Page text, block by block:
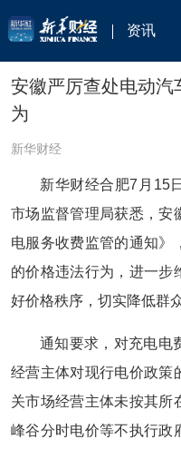
资讯
安徽严厉查处电动汽
为
新华财经
新华财经合肥7月15
市场监督管理局获悉，安
电服务收费监管的通知》
的价格违法行为，进一步
好价格秩序，切实降低群
通知要求，对充电电
经营主体对现行电价政策
关市场经营主体未按其所
峰谷分时电价等不执行政